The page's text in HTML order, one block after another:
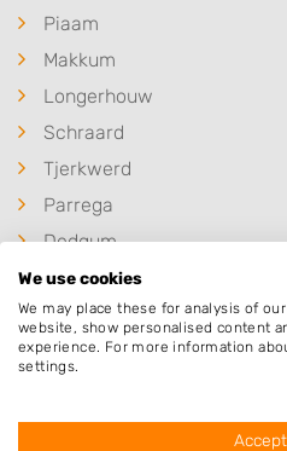
Piaam
Makkum
Longerhouw
Schraard
Tjerkwerd
Parrega
Dedgum
Gaast
Wons
Schettens
We use cookies
We may place these for analysis of
website, show personalised content
experience. For more information
settings.